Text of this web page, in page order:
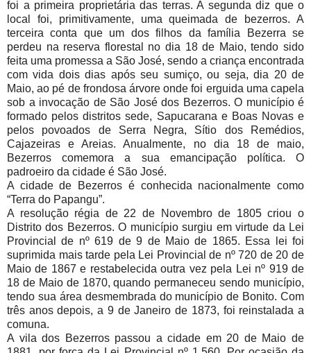
foi a primeira proprietária das terras. A segunda diz que o
local foi, primitivamente, uma queimada de bezerros. A
terceira conta que um dos filhos da família Bezerra se
perdeu na reserva florestal no dia 18 de Maio, tendo sido
feita uma promessa a São José, sendo a criança encontrada
com vida dois dias após seu sumiço, ou seja, dia 20 de
Maio, ao pé de frondosa árvore onde foi erguida uma capela
sob a invocação de São José dos Bezerros. O município é
formado pelos distritos sede, Sapucarana e Boas Novas e
pelos povoados de Serra Negra, Sítio dos Remédios,
Cajazeiras e Areias. Anualmente, no dia 18 de maio,
Bezerros comemora a sua emancipação política. O
padroeiro da cidade é São José.
A cidade de Bezerros é conhecida nacionalmente como
“Terra do Papangu”.
A resolução régia de 22 de Novembro de 1805 criou o
Distrito dos Bezerros. O município surgiu em virtude da Lei
Provincial de nº 619 de 9 de Maio de 1865. Essa lei foi
suprimida mais tarde pela Lei Provincial de nº 720 de 20 de
Maio de 1867 e restabelecida outra vez pela Lei nº 919 de
18 de Maio de 1870, quando permaneceu sendo município,
tendo sua área desmembrada do município de Bonito. Com
três anos depois, a 9 de Janeiro de 1873, foi reinstalada a
comuna.
A vila dos Bezerros passou a cidade em 20 de Maio de